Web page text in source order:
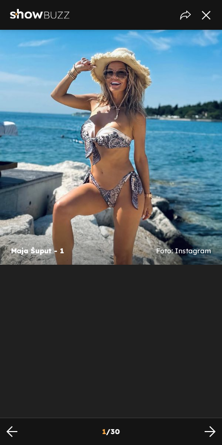
Maja Šuput - 1 Foto: Instagram
1/30